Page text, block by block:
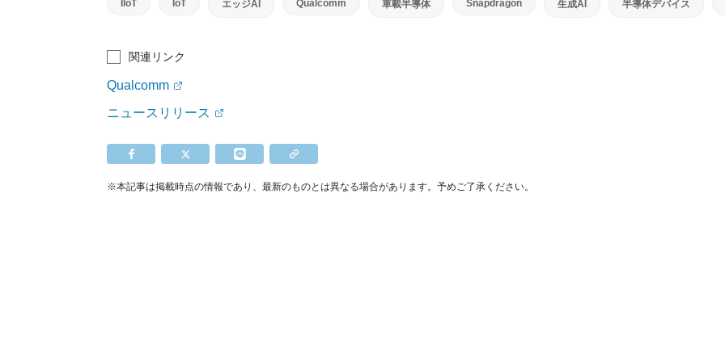
IIoT IoT エッジAI Qualcomm 車載半導体 Snapdragon 生成AI 半導体デバイス
関連リンク
Qualcomm
ニュースリリース
※本記事は掲載時点の情報であり、最新のものとは異なる場合があります。予めご了承ください。